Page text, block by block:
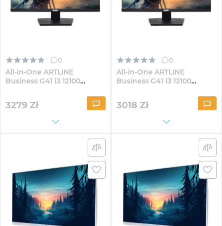
0
All-in-One ARTLINE
Business G41 i3 12100
3279 Zł
0
All-in-One ARTLINE
Business G41 i3 12100
3018 Zł